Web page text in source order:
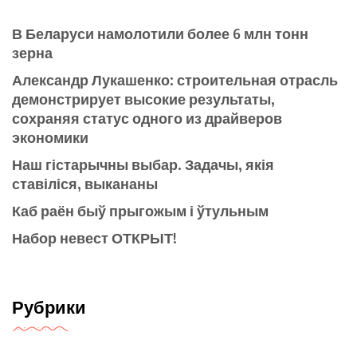
В Беларуси намолотили более 6 млн тонн
зерна
Александр Лукашенко: строительная отрасль
демонстрирует высокие результаты,
сохраняя статус одного из драйверов
экономики
Наш гістарычны выбар. Задачы, якія
ставіліся, выкананы
Каб раён быў прыгожым і ўтульным
Набор невест ОТКРЫТ!
Рубрики